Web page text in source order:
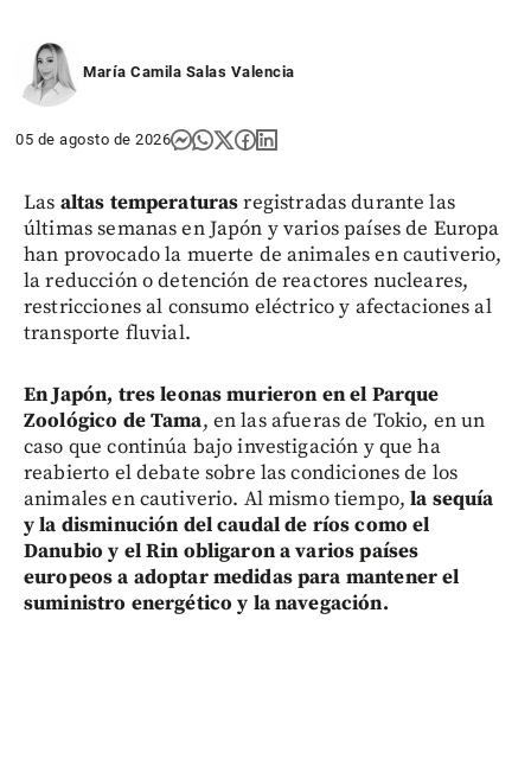
María Camila Salas Valencia
05 de agosto de 2026
Las altas temperaturasregistradas durante las
últimas semanas en Japón y varios países de Europa
han provocado la muerte de animales en cautiverio,
la reducción o detención de reactores nucleares,
restricciones al consumo eléctrico y afectaciones al
transporte fluvial.
En Japón, tres leonas murieron en el Parque
Zoológico de Tama, en las afueras de Tokio, en un
caso que continúa bajo investigación y que ha
reabierto el debate sobre las condiciones de los
animales en cautiverio. Al mismo tiempo, la sequía
y la disminución del caudal de ríos como el
Danubio y el Rin obligaron a varios países
europeos a adoptar medidas para mantener el
suministro energético y la navegación.